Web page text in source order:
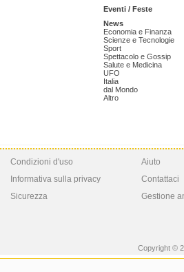
Eventi / Feste
News
Economia e Finanza
Scienze e Tecnologie
Sport
Spettacolo e Gossip
Salute e Medicina
UFO
Italia
dal Mondo
Altro
Condizioni d'uso
Informativa sulla privacy
Sicurezza
Aiuto
Contattaci
Gestione
Copyright ©